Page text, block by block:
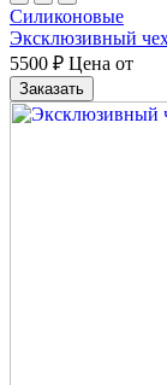
Cиликоновые
Эксклюзивный
5500 ₽ Цена от
Заказать